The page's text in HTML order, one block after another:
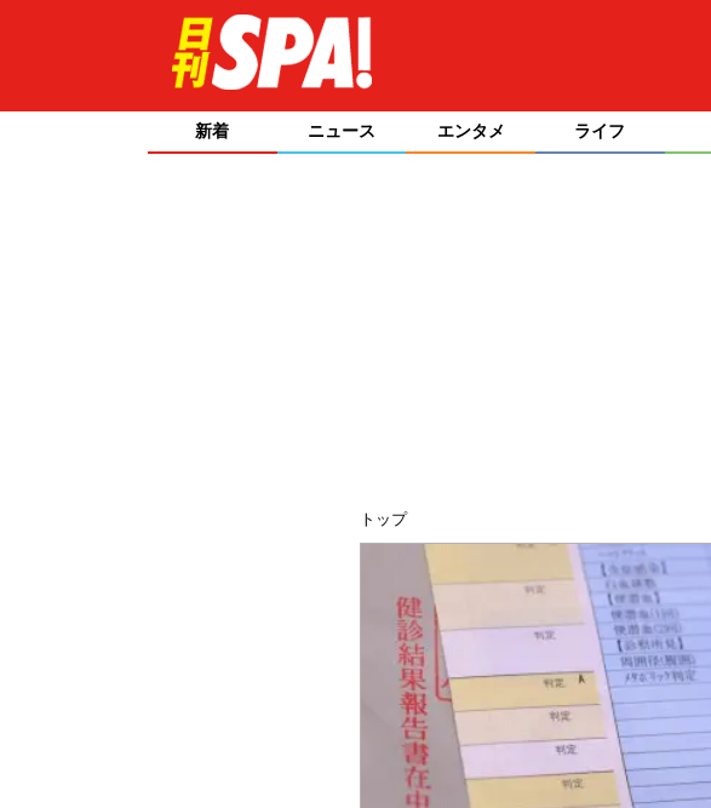
新着 ニュース エンタメ ライフ
トップ